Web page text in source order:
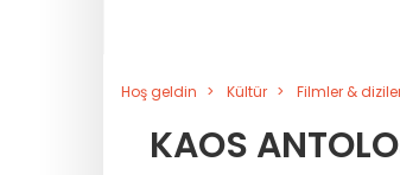
Hoş geldin Kültür Filmler &
KAOS